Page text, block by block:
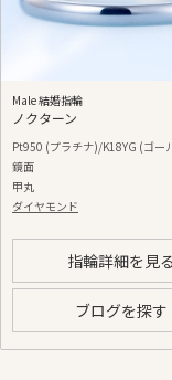
Male 結婚指輪
ノクターン
Pt950 (プラチナ)/K18YG (ゴー
鏡面
甲丸
ダイヤモンド
指輪詳細を見る
ブログを探す